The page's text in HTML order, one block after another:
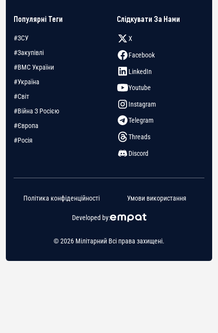
Популярні Теги
#ЗСУ
#Закупівлі
#ВМС України
#Україна
#Світ
#Війна З Росією
#Європа
#Росія
Слідкувати За Нами
X
Facebook
LinkedIn
Youtube
Instagram
Telegram
Threads
Discord
© 2026 Мілітарний Всі права захищені.
Developed by:
Політика конфіденційності Умови використання